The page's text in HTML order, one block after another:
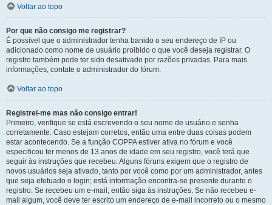
Voltar ao topo
Por que não consigo me registrar?
É possível que o administrador tenha banido o seu endereço de IP ou
adicionado como nome de usuário proibido o que você deseja registrar. O
registro também pode ter sido desativado por razões privadas. Para mais
informações, contate o administrador do fórum.
Voltar ao topo
Registrei-me mas não consigo entrar!
Primeiro, verifique se está escrevendo o seu nome de usuário e senha
corretamente. Caso estejam corretos, então uma entre duas coisas podem
estar acontecendo. Se a função COPPA estiver ativa no fórum e você
especificou ter menos de 13 anos de idade em seu registro, você terá que
seguir às instruções que recebeu. Alguns fóruns exigem que o registro de
novos usuários seja ativado, tanto por você como por um administrador, antes
que seja efetuado o login; está informação encontra-se presente durante o
registro. Se recebeu um e-mail, então siga às instruções. Se não recebeu e-
mail algum, você deve ter escrito um endereço de e-mail incorreto ou o mesmo